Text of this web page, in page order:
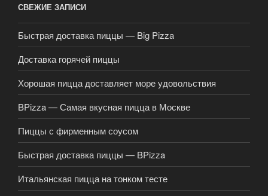
СВЕЖИЕ ЗАПИСИ
Быстрая доставка пиццы — Big Pizza
Доставка горячей пиццы
Хорошая пицца доставляет море удовольствия
BPizza — Самая вкусная пицца в Москве
Пиццы с фирменным соусом
Быстрая доставка пиццы — BPizza
Итальянская пицца на тонком тесте